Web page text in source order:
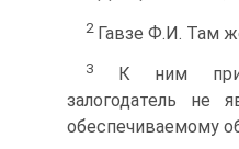
2Гавзе Ф.И. Там
3
К ним
залогодатель не
обеспечиваемому